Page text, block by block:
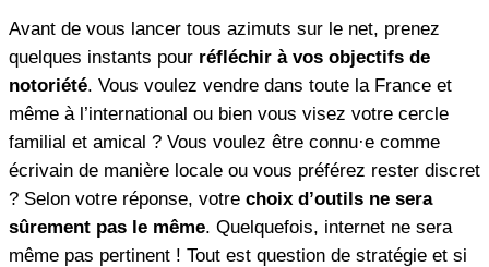
Avant de vous lancer tous azimuts sur le net, prenez
quelques instants pour réfléchir à vos objectifs de
notoriété. Vous voulez vendre dans toute la France et
même à l’international ou bien vous visez votre cercle
familial et amical ? Vous voulez être connu·e comme
écrivain de manière locale ou vous préférez rester discret
? Selon votre réponse, votre choix d’outils ne sera
sûrement pas le même. Quelquefois, internet ne sera
même pas pertinent ! Tout est question de stratégie et si